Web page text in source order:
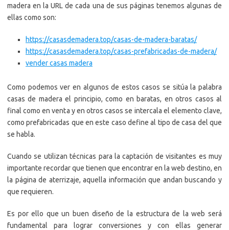
madera en la URL de cada una de sus páginas tenemos algunas de
ellas como son:
https://casasdemadera.top/casas-de-madera-baratas/
https://casasdemadera.top/casas-prefabricadas-de-madera/
vender casas madera
Como podemos ver en algunos de estos casos se sitúa la palabra
casas de madera el principio, como en baratas, en otros casos al
final como en venta y en otros casos se intercala el elemento clave,
como prefabricadas que en este caso define al tipo de casa del que
se habla.
Cuando se utilizan técnicas para la captación de visitantes es muy
importante recordar que tienen que encontrar en la web destino, en
la página de aterrizaje, aquella información que andan buscando y
que requieren.
Es por ello que un buen diseño de la estructura de la web será
fundamental para lograr conversiones y con ellas generar